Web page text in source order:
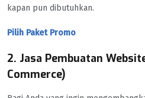
kapan pun dibutuhkan.
Pilih Paket Promo
2. Jasa Pembuatan
Commerce)